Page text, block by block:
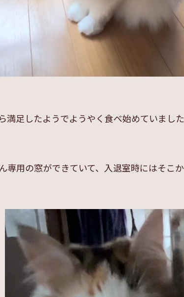
満足したようでようやく食べ始めていまし
専用の窓ができていて、入退室時にはそこ